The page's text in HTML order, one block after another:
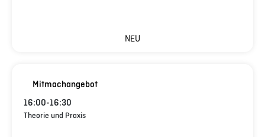
NEU
Mitmachangebot
16:00-16:30
Theorie und Praxis